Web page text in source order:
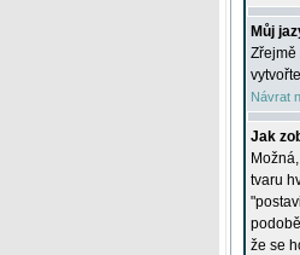
Můj
Zřejmě
Návrat
Jak
tvaru
že se